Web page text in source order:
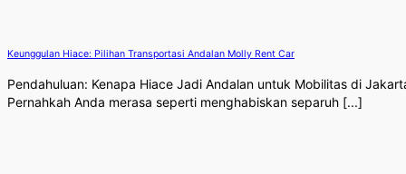
Keunggulan Hiace: Pilihan Transportasi Andalan Molly Rent Car
Pendahuluan: Kenapa Hiace Jadi Andalan untuk Mobilitas di
Pernahkah Anda merasa seperti menghabiskan separuh [...]